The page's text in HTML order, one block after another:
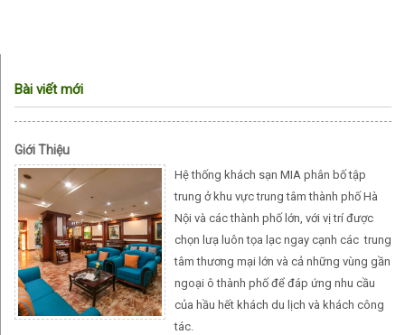
Bài viết mới
Giới Thiệu
Hệ thống khách sạn MIA phân bố tập
trung ở khu vực trung tâm thành phố Hà
Nội và các thành phố lớn, với vị trí được
chọn lưạ luôn tọa lạc ngay cạnh các trung
tâm thương mại lớn và cả những vùng gần
ngoại ô thành phố để đáp ứng nhu cầu
của hầu hết khách du lịch và khách công
tác.